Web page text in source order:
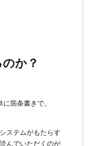
か？
箇条書きで。
ステムがもたらす
んでいただくのが